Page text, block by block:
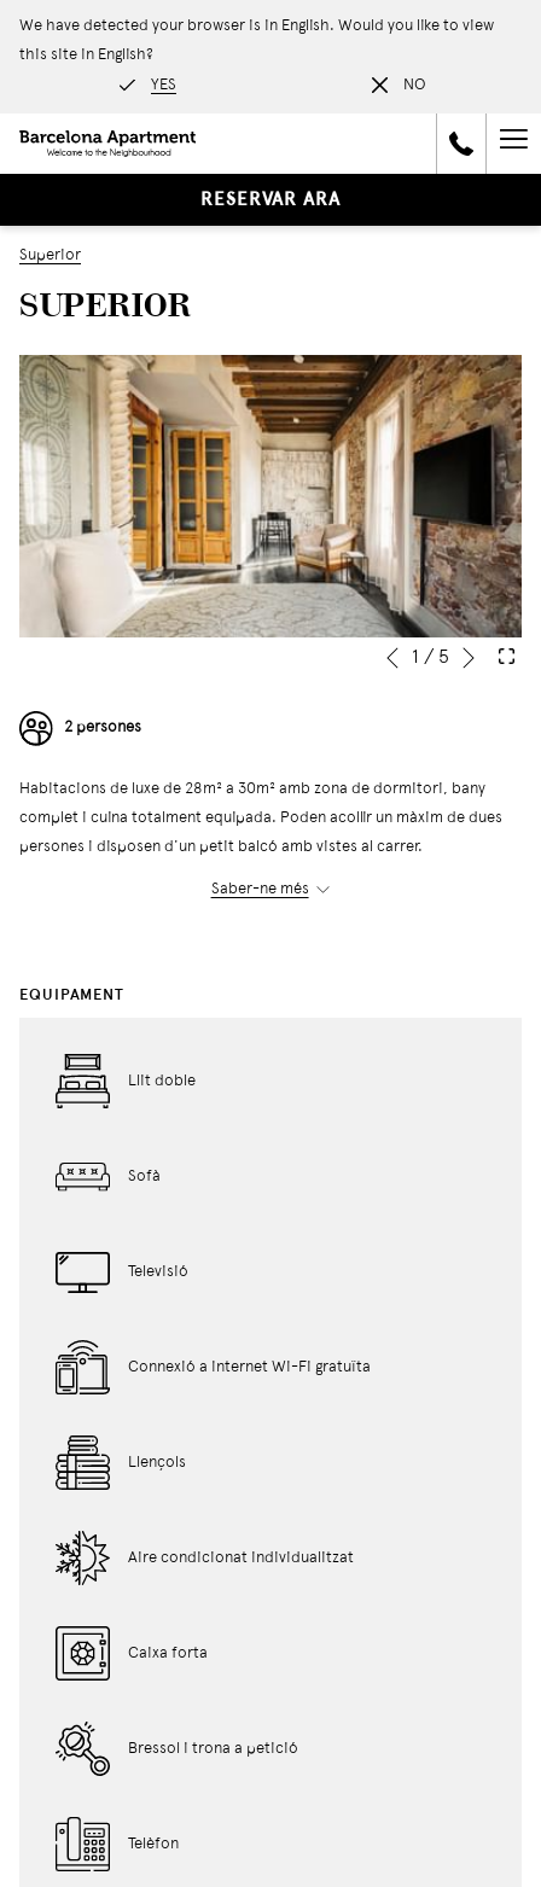
We have detected your browser is in English. Would you like to view
this site in English?
YES NO
RESERVAR ARA
Superior
SUPERIOR
Slideshow
Clicking
Anterior
1 / 5
2 persones
Habitacions de luxe de 28m² a 30m² amb zona de dormitori, bany
complet i cuina totalment equipada. Poden acollir un màxim de dues
persones i disposen d'un petit balcó amb vistes al carrer.
Saber-ne més
EQUIPAMENT
Llit doble
Sofà
Televisió
Connexió a internet Wi-Fi gratuïta
Llençols
Aire condicionat individualitzat
Caixa forta
Bressol i trona a petició
Telèfon